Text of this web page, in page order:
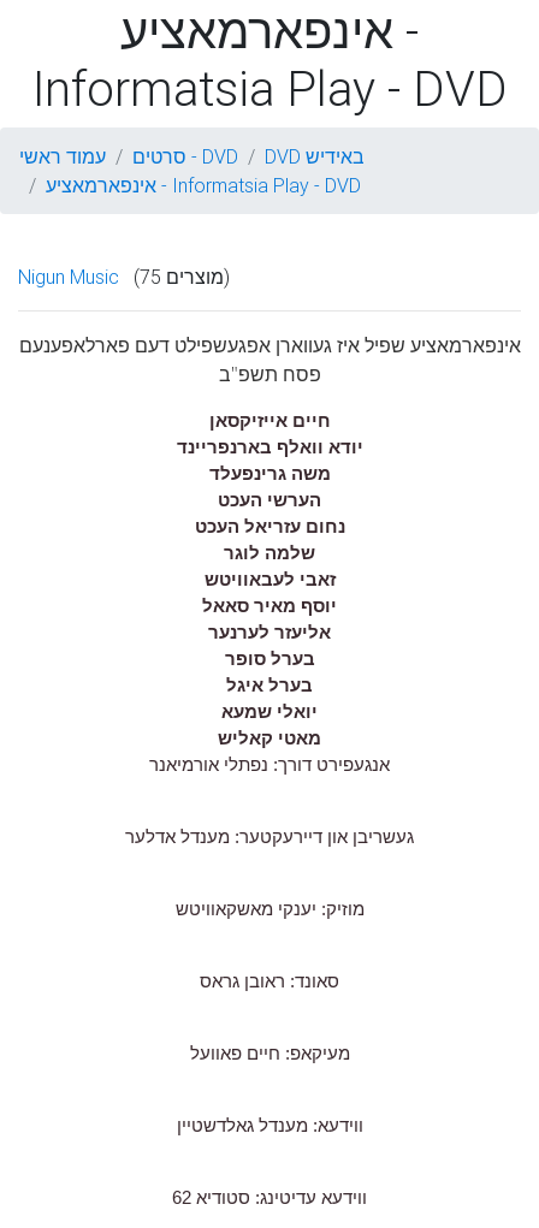
אינפארמאציע -
Informatsia Play - DVD
עמוד ראשי סרטים - DVD
DVD באידיש
אינפארמאציע - Informatsia Play - DVD
Nigun Music (75 מוצרים)
אינפארמאציע שפיל איז געווארן אפגעשפילט דעם פארלאפענעם
פסח תשפ"ב
חיים אייזיקסאן
יודא וואלף בארנפריינד
משה גרינפעלד
הערשי העכט
נחום עזריאל העכט
שלמה לוגר
זאבי לעבאוויטש
יוסף מאיר סאאל
אליעזר לערנער
בערל סופר
בערל איגל
יואלי שמעא
מאטי קאליש
אנגעפירט דורך: נפתלי אורמיאנר
געשריבן און דיירעקטער: מענדל אדלער
מוזיק: יענקי מאשקאוויטש
סאונד: ראובן גראס
מעיקאפ: חיים פאוועל
ווידעא: מענדל גאלדשטיין
ווידעא עדיטינג: סטודיא 62